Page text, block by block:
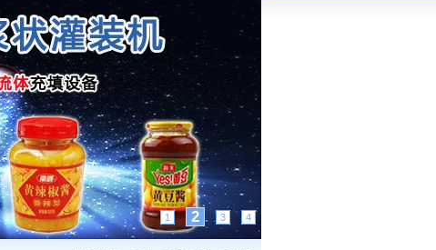
1 2 3 4